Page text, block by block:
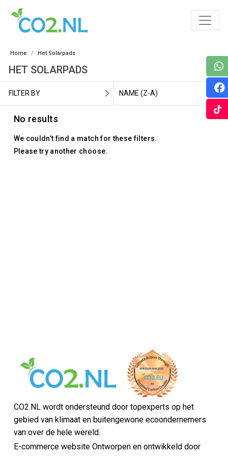
Home Het Solarpads
HET SOLARPADS
FILTER BY NAME (Z-A)
No results
We couldn’t find a match for these filters.
Please try another choose.
CO2.NL wordt ondersteund door topexperts op het
gebied van klimaat en buitengewone ecoondernemers
van over de hele wereld.
E-commerce website Ontworpen en ontwikkeld door